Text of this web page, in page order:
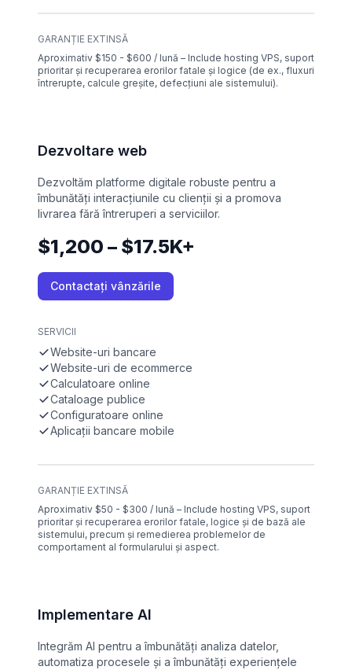
GARANȚIE EXTINSĂ
Aproximativ $150 - $600 / lună – Include hosting VPS, suport
prioritar și recuperarea erorilor fatale și logice (de ex., fluxuri
întrerupte, calcule greșite, defecțiuni ale sistemului).
Dezvoltare web
Dezvoltăm platforme digitale robuste pentru a
îmbunătăți interacțiunile cu clienții și a promova
livrarea fără întreruperi a serviciilor.
$1,200 – $17.5K+
Contactați vânzările
SERVICII
Website-uri bancare
Website-uri de ecommerce
Calculatoare online
Cataloage publice
Configuratoare online
Aplicații bancare mobile
GARANȚIE EXTINSĂ
Aproximativ $50 - $300 / lună – Include hosting VPS, suport
prioritar și recuperarea erorilor fatale, logice și de bază ale
sistemului, precum și remedierea problemelor de
comportament al formularului și aspect.
Implementare AI
Integrăm AI pentru a îmbunătăți analiza datelor,
automatiza procesele și a îmbunătăți experiențele